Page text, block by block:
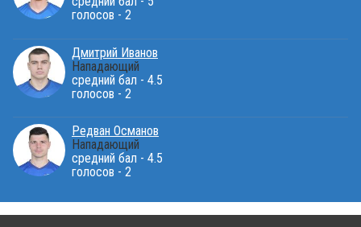
голосов - 2
Дмитрий Иванов
Нападающий
средний бал - 4.5
голосов - 2
Редван Османов
Нападающий
средний бал - 4.5
голосов - 2